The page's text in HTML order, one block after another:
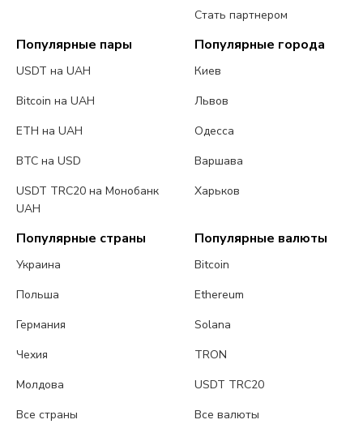
Стать партнером
Популярные пары
USDT на UAH
Bitcoin на UAH
ETH на UAH
BTC на USD
USDT TRC20 на Монобанк
UAH
Популярные города
Киев
Львов
Одесса
Варшава
Харьков
Популярные страны
Украина
Польша
Германия
Чехия
Молдова
Все страны
Популярные валюты
Bitcoin
Ethereum
Solana
TRON
USDT TRC20
Все валюты